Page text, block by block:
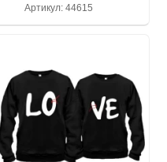
Артикул: 44615